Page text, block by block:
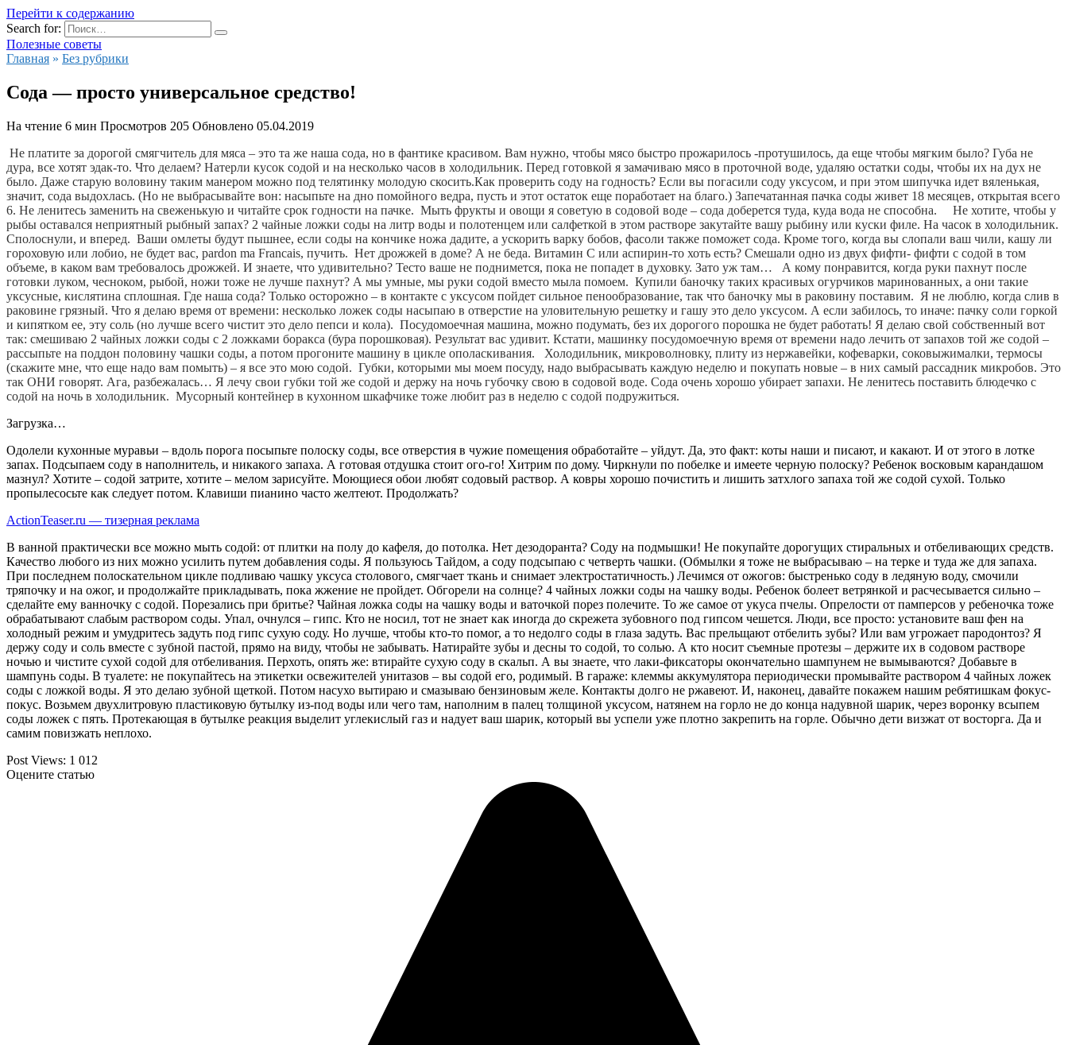
Перейти к содержанию
Search for:
Полезные советы
Главная » Без рубрики
Сода — просто универсальное средство!
На чтение 6 мин Просмотров 205 Обновлено 05.04.2019
Не платите за дорогой смягчитель для мяса – это та же наша сода, но в фантике красивом. Вам нужно, чтобы мясо быстро прожарилось -протушилось, да еще чтобы мягким было? Губа не
дура, все хотят эдак-то. Что делаем? Натерли кусок содой и на несколько часов в холодильник. Перед готовкой я замачиваю мясо в проточной воде, удаляю остатки соды, чтобы их на дух не
было. Даже старую воловину таким манером можно под телятинку молодую скосить.Как проверить соду на годность? Если вы погасили соду уксусом, и при этом шипучка идет вяленькая,
значит, сода выдохлась. (Но не выбрасывайте вон: насыпьте на дно помойного ведра, пусть и этот остаток еще поработает на благо.) Запечатанная пачка соды живет 18 месяцев, открытая всего
6. Не ленитесь заменить на свеженькую и читайте срок годности на пачке.  Мыть фрукты и овощи я советую в содовой воде – сода доберется туда, куда вода не способна.     Не хотите, чтобы у
рыбы оставался неприятный рыбный запах? 2 чайные ложки соды на литр воды и полотенцем или салфеткой в этом растворе закутайте вашу рыбину или куски филе. На часок в холодильник.
Сполоснули, и вперед.  Ваши омлеты будут пышнее, если соды на кончике ножа дадите, а ускорить варку бобов, фасоли также поможет сода. Кроме того, когда вы слопали ваш чили, кашу ли
гороховую или лобио, не будет вас, pardon ma Franсais, пучить.  Нет дрожжей в доме? А не беда. Витамин С или аспирин-то хоть есть? Смешали одно из двух фифти- фифти с содой в том
объеме, в каком вам требовалось дрожжей. И знаете, что удивительно? Тесто ваше не поднимется, пока не попадет в духовку. Зато уж там…   А кому понравится, когда руки пахнут после
готовки луком, чесноком, рыбой, ножи тоже не лучше пахнут? А мы умные, мы руки содой вместо мыла помоем.  Купили баночку таких красивых огурчиков маринованных, а они такие
уксусные, кислятина сплошная. Где наша сода? Только осторожно – в контакте с уксусом пойдет сильное пенообразование, так что баночку мы в раковину поставим.  Я не люблю, когда слив в
раковине грязный. Что я делаю время от времени: несколько ложек соды насыпаю в отверстие на уловительную решетку и гашу это дело уксусом. А если забилось, то иначе: пачку соли горкой
и кипятком ее, эту соль (но лучше всего чистит это дело пепси и кола).  Посудомоечная машина, можно подумать, без их дорогого порошка не будет работать! Я делаю свой собственный вот
так: смешиваю 2 чайных ложки соды с 2 ложками боракса (бура порошковая). Результат вас удивит. Кстати, машинку посудомоечную время от времени надо лечить от запахов той же содой –
рассыпьте на поддон половину чашки соды, а потом прогоните машину в цикле ополаскивания.   Холодильник, микроволновку, плиту из нержавейки, кофеварки, соковыжималки, термосы
(скажите мне, что еще надо вам помыть) – я все это мою содой.  Губки, которыми мы моем посуду, надо выбрасывать каждую неделю и покупать новые – в них самый рассадник микробов. Это
так ОНИ говорят. Ага, разбежалась… Я лечу свои губки той же содой и держу на ночь губочку свою в содовой воде. Сода очень хорошо убирает запахи. Не ленитесь поставить блюдечко с
содой на ночь в холодильник.  Мусорный контейнер в кухонном шкафчике тоже любит раз в неделю с содой подружиться.
Загрузка…
Одолели кухонные муравьи – вдоль порога посыпьте полоску соды, все отверстия в чужие помещения обработайте – уйдут. Да, это факт: коты наши и писают, и какают. И от этого в лотке
запах. Подсыпаем соду в наполнитель, и никакого запаха. А готовая отдушка стоит ого-го! Хитрим по дому. Чиркнули по побелке и имеете черную полоску? Ребенок восковым карандашом
мазнул? Хотите – содой затрите, хотите – мелом зарисуйте. Моющиеся обои любят содовый раствор. А ковры хорошо почистить и лишить затхлого запаха той же содой сухой. Только
пропылесосьте как следует потом. Клавиши пианино часто желтеют. Продолжать?
ActionTeaser.ru — тизерная реклама
В ванной практически все можно мыть содой: от плитки на полу до кафеля, до потолка. Нет дезодоранта? Соду на подмышки! Не покупайте дорогущих стиральных и отбеливающих средств.
Качество любого из них можно усилить путем добавления соды. Я пользуюсь Тайдом, а соду подсыпаю с четверть чашки. (Обмылки я тоже не выбрасываю – на терке и туда же для запаха.
При последнем полоскательном цикле подливаю чашку уксуса столового, смягчает ткань и снимает электростатичность.) Лечимся от ожогов: быстренько соду в ледяную воду, смочили
тряпочку и на ожог, и продолжайте прикладывать, пока жжение не пройдет. Обгорели на солнце? 4 чайных ложки соды на чашку воды. Ребенок болеет ветрянкой и расчесывается сильно –
сделайте ему ванночку с содой. Порезались при бритье? Чайная ложка соды на чашку воды и ваточкой порез полечите. То же самое от укуса пчелы. Опрелости от памперсов у ребеночка тоже
обрабатывают слабым раствором соды. Упал, очнулся – гипс. Кто не носил, тот не знает как иногда до скрежета зубовного под гипсом чешется. Люди, все просто: установите ваш фен на
холодный режим и умудритесь задуть под гипс сухую соду. Но лучше, чтобы кто-то помог, а то недолго соды в глаза задуть. Вас прельщают отбелить зубы? Или вам угрожает пародонтоз? Я
держу соду и соль вместе с зубной пастой, прямо на виду, чтобы не забывать. Натирайте зубы и десны то содой, то солью. А кто носит съемные протезы – держите их в содовом растворе
ночью и чистите сухой содой для отбеливания. Перхоть, опять же: втирайте сухую соду в скальп. А вы знаете, что лаки-фиксаторы окончательно шампунем не вымываются? Добавьте в
шампунь соды. В туалете: не покупайтесь на этикетки освежителей унитазов – вы содой его, родимый. В гараже: клеммы аккумулятора периодически промывайте раствором 4 чайных ложек
соды с ложкой воды. Я это делаю зубной щеткой. Потом насухо вытираю и смазываю бензиновым желе. Контакты долго не ржавеют. И, наконец, давайте покажем нашим ребятишкам фокус-
покус. Возьмем двухлитровую пластиковую бутылку из-под воды или чего там, наполним в палец толщиной уксусом, натянем на горло не до конца надувной шарик, через воронку всыпем
соды ложек с пять. Протекающая в бутылке реакция выделит углекислый газ и надует ваш шарик, который вы успели уже плотно закрепить на горле. Обычно дети визжат от восторга. Да и
самим повизжать неплохо.
Post Views: 1 012
Оцените статью